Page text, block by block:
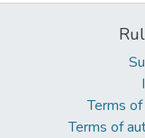
Terms
Terms of